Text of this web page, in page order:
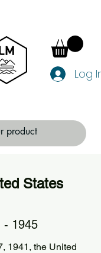
Log In
States
- 1945
1941, the United